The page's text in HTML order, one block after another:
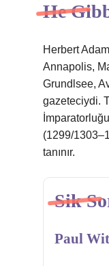
He
Herbert
Annapolis,
Grundlsee,
gazeteciydi.
(1299/
tanınır.
Sik
Paul